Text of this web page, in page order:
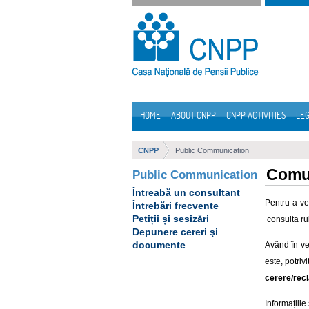
Skip to Content
HOME ABOUT CNPP CNPP ACTIVITIES
CNPP Public Communication
Public Communication
Întreabă un consultant
Întrebări frecvente
Petiții și sesizări
Depunere cereri şi
documente
Pentru a
consulta
Având în
este,
cerere/